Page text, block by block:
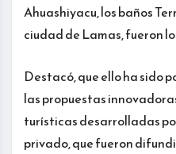
Ahuashiyacu, los baños
ciudad de Lamas, fueron
Destacó, que ello ha sido
las propuestas
turísticas desarrolladas
privado, que fueron